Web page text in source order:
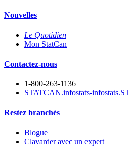
Nouvelles
Le Quotidien
Mon StatCan
Contactez-nous
1-800-263-1136
STATCAN.infostats-
Restez branchés
Blogue
Clavarder avec un expert